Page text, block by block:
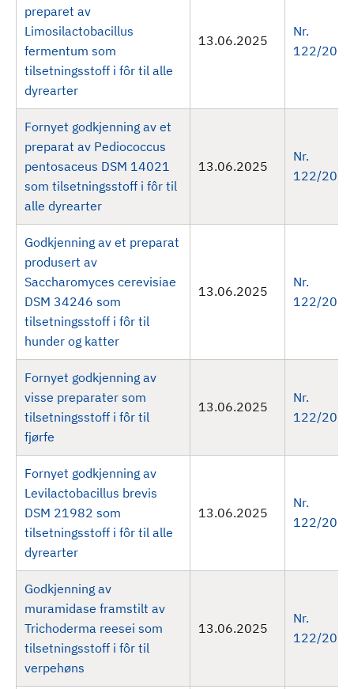
preparet av
Limosilactobacillus
fermentum som
tilsetningsstoff i fôr til alle
dyrearter
13.06.2025
Nr.
122/2025
Fornyet godkjenning av et
preparat av Pediococcus
pentosaceus DSM 14021
som tilsetningsstoff i fôr til
alle dyrearter
13.06.2025
Nr.
122/2025
Godkjenning av et preparat
produsert av
Saccharomyces cerevisiae
DSM 34246 som
tilsetningsstoff i fôr til
hunder og katter
13.06.2025
Nr.
122/2025
Fornyet godkjenning av
visse preparater som
tilsetningsstoff i fôr til
fjørfe
13.06.2025
Nr.
122/2025
Fornyet godkjenning av
Levilactobacillus brevis
DSM 21982 som
tilsetningsstoff i fôr til alle
dyrearter
13.06.2025
Nr.
122/2025
Godkjenning av
muramidase framstilt av
Trichoderma reesei som
tilsetningsstoff i fôr til
verpehøns
13.06.2025
Nr.
122/2025